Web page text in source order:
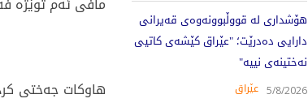
هۆشداری لە قووڵبوونەوەی قەیرانی
دارایی دەدرێت؛ "عێراق کێشەی کاتیی
نەختینەی نییە"
5/8/2026 عێراق
هاوکات جەختی